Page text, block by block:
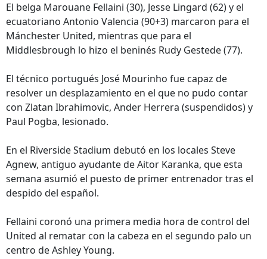
El belga Marouane Fellaini (30), Jesse Lingard (62) y el
ecuatoriano Antonio Valencia (90+3) marcaron para el
Mánchester United, mientras que para el
Middlesbrough lo hizo el beninés Rudy Gestede (77).
El técnico portugués José Mourinho fue capaz de
resolver un desplazamiento en el que no pudo contar
con Zlatan Ibrahimovic, Ander Herrera (suspendidos) y
Paul Pogba, lesionado.
En el Riverside Stadium debutó en los locales Steve
Agnew, antiguo ayudante de Aitor Karanka, que esta
semana asumió el puesto de primer entrenador tras el
despido del español.
Fellaini coronó una primera media hora de control del
United al rematar con la cabeza en el segundo palo un
centro de Ashley Young.